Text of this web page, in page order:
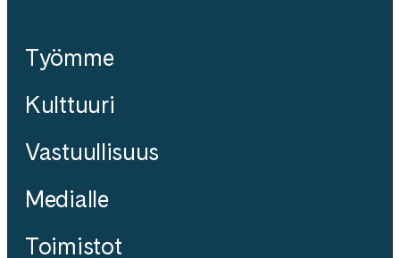
Työmme
Kulttuuri
Vastuullisuus
Medialle
Toimistot